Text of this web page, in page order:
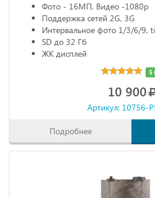
Фото - 16МП, Видео -1080р
Поддержка сетей 2G, 3G
Интервальное фото 1/3/6/9,
SD до 32 Гб
ЖК дисплей
5
10 900
Артикул: 10756-
Подробнее